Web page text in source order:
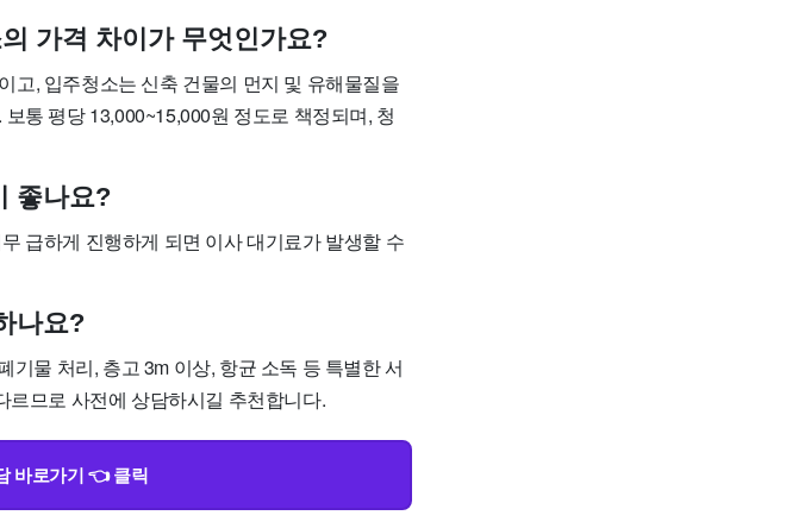
가격 차이가 무엇인가요?
고, 입주청소는 신축 건물의 먼지 및 유해물질을
통 평당 13,000~15,000원 정도로 책정되며, 청
좋나요?
급하게 진행하게 되면 이사 대기료가 발생할 수
나요?
물 처리, 층고 3m 이상, 항균 소독 등 특별한 서
르므로 사전에 상담하시길 추천합니다.
바로가기 👈 클릭